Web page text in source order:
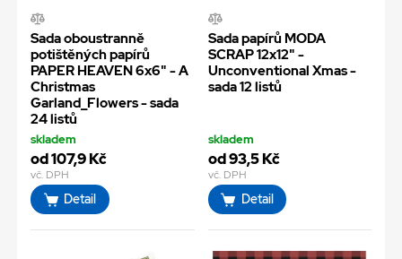
Sada oboustranně
potištěných papírů
PAPER HEAVEN 6x6" - A
Christmas
Garland_Flowers - sada
24 listů
skladem
od 107,9 Kč
vč. DPH
Detail
Sada papírů MODA
SCRAP 12x12" -
Unconventional Xmas -
sada 12 listů
skladem
od 93,5 Kč
vč. DPH
Detail